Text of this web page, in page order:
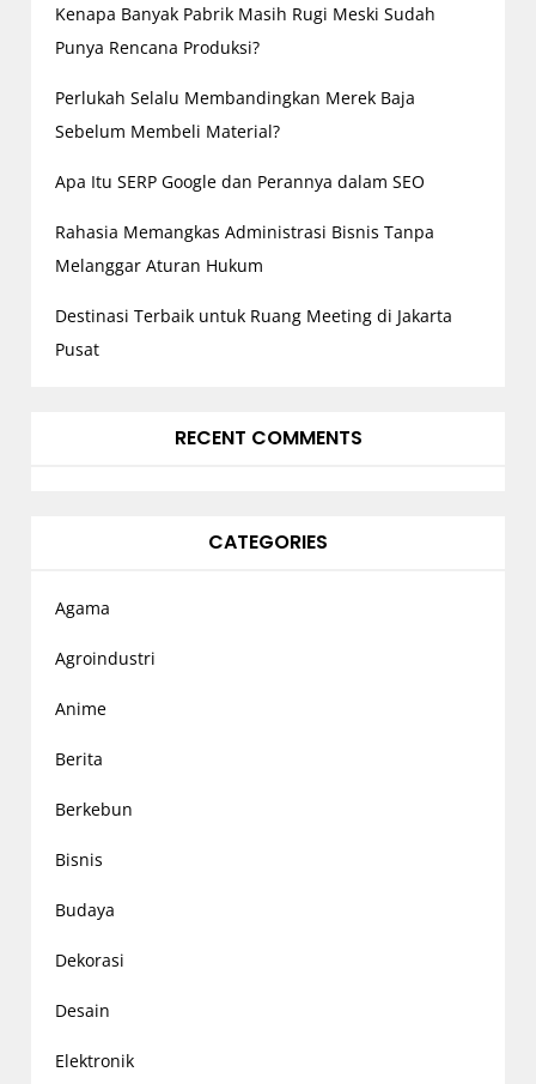
i
o
n
Kenapa Banyak Pabrik Masih Rugi Meski Sudah
Punya Rencana Produksi?
Perlukah Selalu Membandingkan Merek Baja
Sebelum Membeli Material?
Apa Itu SERP Google dan Perannya dalam SEO
Rahasia Memangkas Administrasi Bisnis Tanpa
Melanggar Aturan Hukum
Destinasi Terbaik untuk Ruang Meeting di Jakarta
Pusat
RECENT COMMENTS
CATEGORIES
Agama
Agroindustri
Anime
Berita
Berkebun
Bisnis
Budaya
Dekorasi
Desain
Elektronik